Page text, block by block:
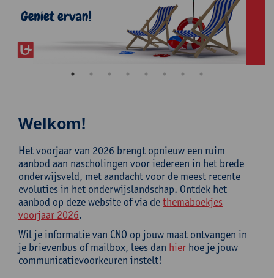
Welkom!
Het voorjaar van 2026 brengt opnieuw een ruim
aanbod aan nascholingen voor iedereen in het brede
onderwijsveld, met aandacht voor de meest recente
evoluties in het onderwijslandschap. Ontdek het
aanbod op deze website of via dethemaboekjes
voorjaar 2026.
Wil je informatie van CNO op jouw maat ontvangen in
je brievenbus of mailbox, lees dan hier hoe je jouw
communicatievoorkeuren instelt!